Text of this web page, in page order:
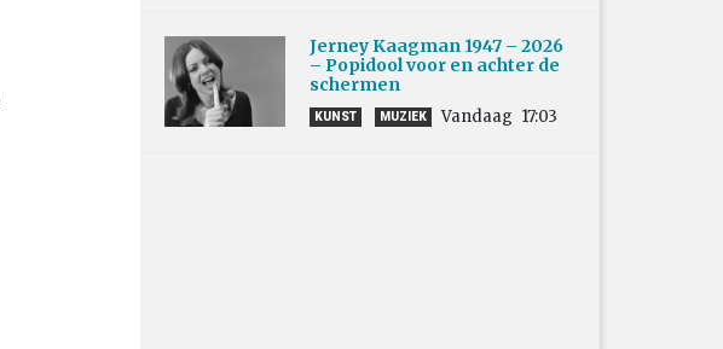
Jerney Kaagman 1947 – 2026
– Popidool voor en achter de
schermen
KUNST MUZIEK Vandaag 17:03